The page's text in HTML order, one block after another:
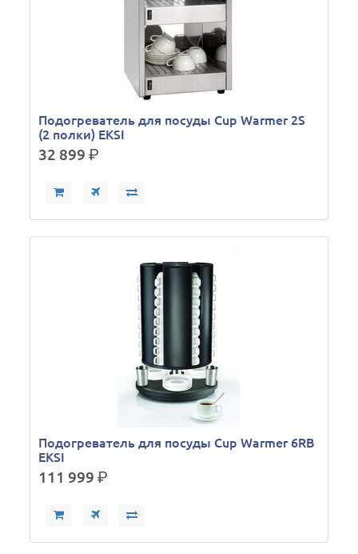
Подогреватель для посуды Cup Warmer 2S
(2 полки) EKSI
32 899р.
Подогреватель для посуды Cup Warmer 6RB
EKSI
111 999р.